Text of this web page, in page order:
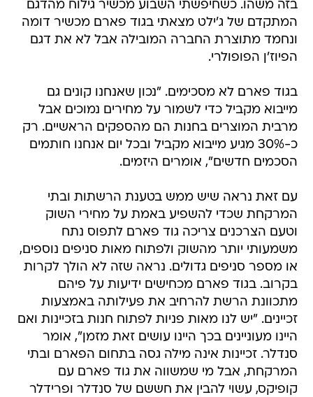
בזה משהו. כשחיפשתי השבוע מכשיר גילוח מהדגם
המתקדם של ג'ילט מצאתי בגוד פארם מכשיר דומה
ונחמד מתוצרת החברה המובילה אבל לא את דגם
הפיוז'ן הפופולרי.
בגוד פארם לא מסכימים. "נכון שאנחנו קונים גם
מייבוא מקביל כדי לשמור על מחירים נמוכים אבל
מרבית המוצרים בחנות הם מהספקים הראשיים. רק
כ-30% מגיע מייבוא מקביל ובכל יום אנחנו חותמים
הסכמים חדשים", אומרים היזמים.
עם זאת נראה שיש ממש בטענת הרשתות ובתי
המרקחת שכדי להשפיע באמת על מחירי השוק
וטעם הצרכנים צריכה גוד פארם לתפוס נתח
משמעותי יותר מהשוק ולפתוח מאות סניפים נוספים,
או מספר סניפים גדולים. נראה שזה לא הולך לקרות
בקרוב. בגוד פארם מכחישים ידיעות על פיהם
מתכוונת הרשת להרחיב את פעילותה באמצעות
זכיינים. "יש לנו מאות פניות לפתוח חנות בזכיינות ואם
היינו מעוניינים בכך היינו עושים זאת מזמן", אומר
סנדלר. זכיינות אינה מילה גסה בתחום הפארם ובתי
המרקחת, אבל מי שמשווה את גוד פארם עם
קופיקס, עשוי להבין את חששם של סנדלר ופרידלר